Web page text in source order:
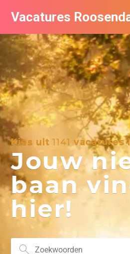
Vacatures
Kies uit1141 vacatures
Jouw
baan
hier!
Vacatures bij bedrijven
De populairste vacatures in